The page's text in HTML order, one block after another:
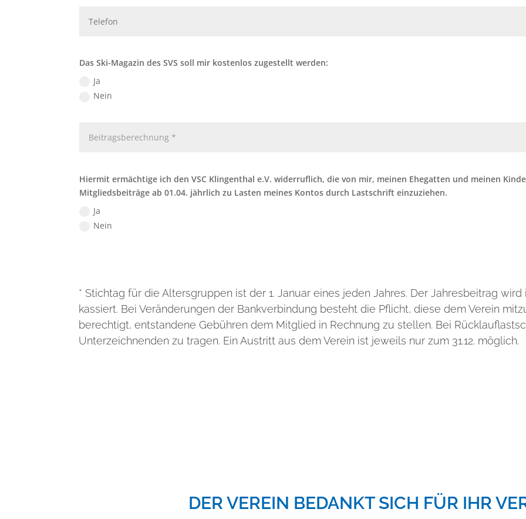
Das Ski-Magazin des SVS soll mir kostenlos zugestellt werden:
Ja
Nein
Hiermit ermächtige ich den VSC Klingenthal e.V. widerruflich, die von mir, meinen Ehegatten und meinen
Mitgliedsbeiträge ab 01.04. jährlich zu Lasten meines Kontos durch Lastschrift einzuziehen.
Ja
Nein
* Stichtag für die Altersgruppen ist der 1. Januar eines jeden Jahres. Der Jahresbeitrag
kassiert. Bei Veränderungen der Bankverbindung besteht die Pflicht, diese dem Verein
berechtigt, entstandene Gebühren dem Mitglied in Rechnung zu stellen. Bei
Unterzeichnenden zu tragen. Ein Austritt aus dem Verein ist jeweils nur zum 31.12. möglich.
DER VEREIN BEDANKT SICH FÜR IHR